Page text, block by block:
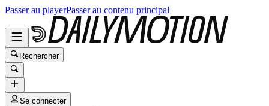
Passer au playerPasser au contenu principal
Rechercher
Se connecter